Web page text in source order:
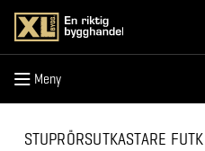
Meny
Meny
STUPRÖRSUTKASTARE